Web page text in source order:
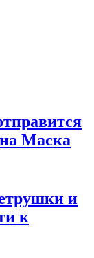
Маска
и
к